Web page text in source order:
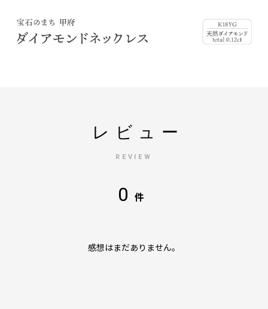
レビュー
REVIEW
0 件
感想はまだありません。